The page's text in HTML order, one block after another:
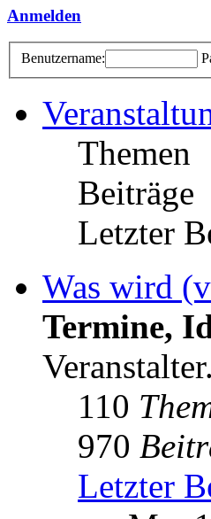
Anmelden
Benutzername:
Themen
Beiträge
Letzter
Was wird
Termine,
Veranstalter.
110
970
Letzter